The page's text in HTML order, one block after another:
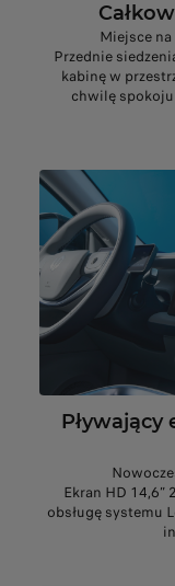
Miejsce
Przednie
kabinę w
chwilę
Pływający
Ekran HD
obsługę systemu